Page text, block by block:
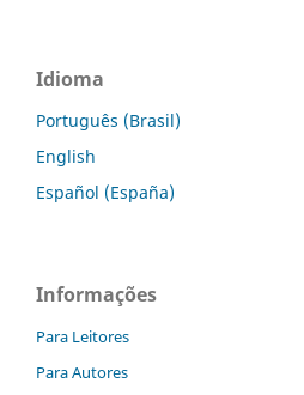
Idioma
Português (Brasil)
English
Español (España)
Informações
Para Leitores
Para Autores